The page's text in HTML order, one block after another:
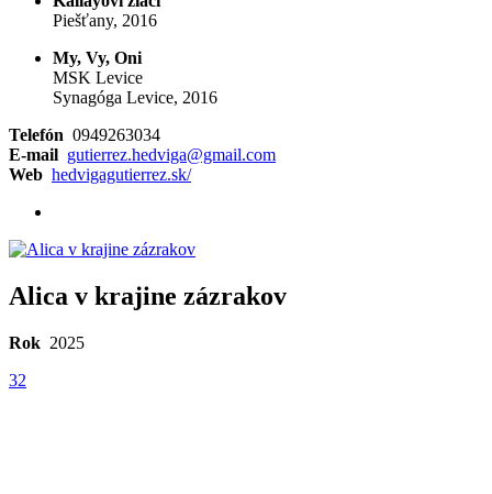
Piešťany, 2016
My, Vy, Oni
MSK Levice
Synagóga Levice, 2016
Telefón 0949263034
E-mail gutierrez.hedviga@gmail.com
Web hedvigagutierrez.sk/
Alica v krajine zázrakov
Rok 2025
32